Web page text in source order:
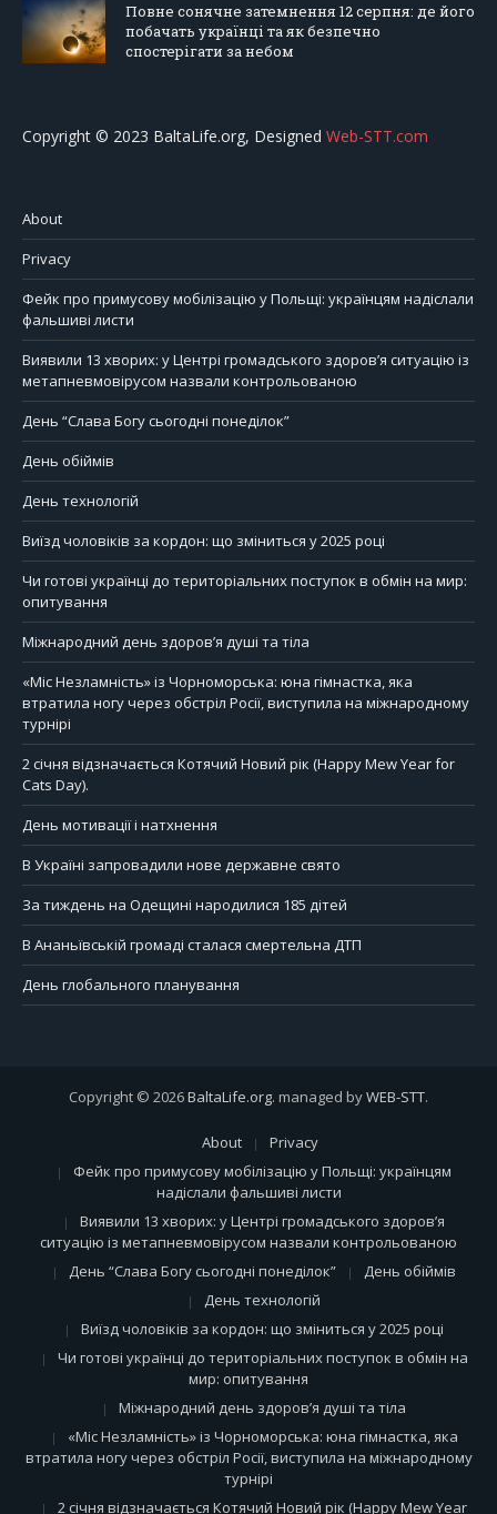
Повне сонячне затемнення 12 серпня: де його
побачать українці та як безпечно
спостерігати за небом
Copyright © 2023 BaltaLife.org, Designed Web-STT.com
About
Privacy
Фейк про примусову мобілізацію у Польщі: українцям надіслали
фальшиві листи
Виявили 13 хворих: у Центрі громадського здоров’я ситуацію із
метапневмовірусом назвали контрольованою
День “Слава Богу сьогодні понеділок”
День обіймів
День технологій
Виїзд чоловіків за кордон: що зміниться у 2025 році
Чи готові українці до територіальних поступок в обмін на мир:
опитування
Міжнародний день здоров’я душі та тіла
«Міс Незламність» із Чорноморська: юна гімнастка, яка
втратила ногу через обстріл Росії, виступила на міжнародному
турнірі
2 січня відзначається Котячий Новий рік (Happy Mew Year for
Cats Day).
День мотивації і натхнення
В Україні запровадили нове державне свято
За тиждень на Одещині народилися 185 дітей
В Ананьївській громаді сталася смертельна ДТП
День глобального планування
Copyright © 2026BaltaLife.org. managed byWEB-STT.
About
Privacy
Фейк про примусову мобілізацію у Польщі: українцям
надіслали фальшиві листи
Виявили 13 хворих: у Центрі громадського здоров’я
ситуацію із метапневмовірусом назвали контрольованою
День “Слава Богу сьогодні понеділок”
День обіймів
День технологій
Виїзд чоловіків за кордон: що зміниться у 2025 році
Чи готові українці до територіальних поступок в обмін на
мир: опитування
Міжнародний день здоров’я душі та тіла
«Міс Незламність» із Чорноморська: юна гімнастка, яка
втратила ногу через обстріл Росії, виступила на міжнародному
турнірі
2 січня відзначається Котячий Новий рік (Happy Mew Year